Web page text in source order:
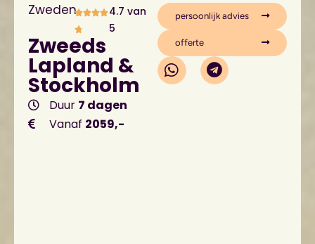
Zweden
4.7 van
5
Zweeds
Lapland &
Stockholm
Duur 7 dagen
Vanaf 2059,-
persoonlijk advies
offerte